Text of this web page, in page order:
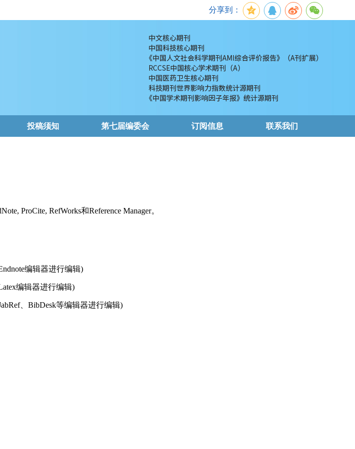
分享到：
投稿须知 第七届编委会 订阅信息 联系我们
ProCite, RefWorks和Reference Manager。
编辑器进行编辑)
编辑器进行编辑)
、BibDesk等编辑器进行编辑)